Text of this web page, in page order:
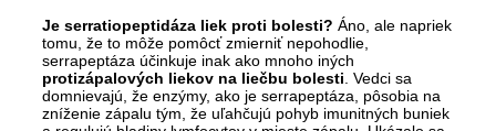
Je serratiopeptidáza liek proti bolesti? Áno, ale napriek
tomu, že to môže pomôcť zmierniť nepohodlie,
serrapeptáza účinkuje inak ako mnoho iných
protizápalových liekov na liečbu bolesti . Vedci sa
domnievajú, že enzýmy, ako je serrapeptáza, pôsobia na
zníženie zápalu tým, že uľahčujú pohyb imunitných buniek